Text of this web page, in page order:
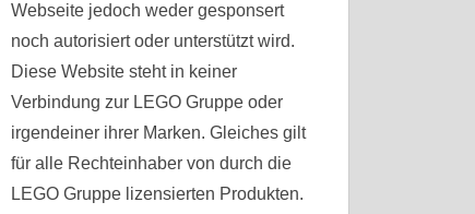
Webseite jedoch weder gesponsert
noch autorisiert oder unterstützt wird.
Diese Website steht in keiner
Verbindung zur LEGO Gruppe oder
irgendeiner ihrer Marken. Gleiches gilt
für alle Rechteinhaber von durch die
LEGO Gruppe lizensierten Produkten.